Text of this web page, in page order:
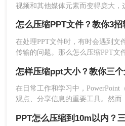
图片的质量和分辨率，或尝
视频和其他媒体元素而变得庞大，
介绍二种实用的方法，帮助您轻松
怎么压缩PPT文件？教你3招
在处理PPT文件时，有时会遇到文
传输的问题。那么怎么压缩PPT文
怎样压缩ppt大小？教你三个
在日常工作和学习中，PowerPoint
观点、分享信息的重要工具。然
庞大，这不仅占用大量的存储空